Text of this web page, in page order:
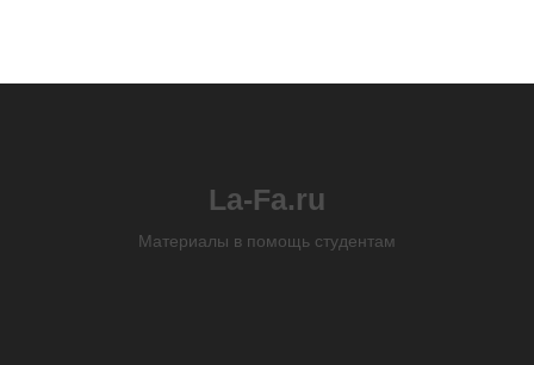
La-Fa.ru
Материалы в помощь студентам